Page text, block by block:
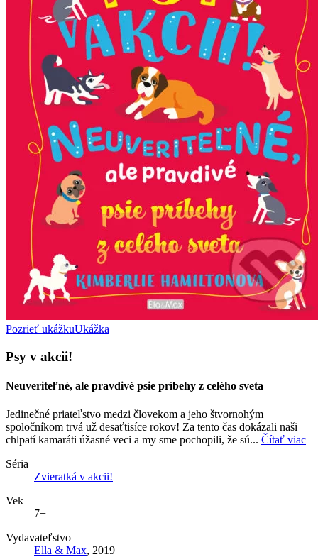
Pozrieť ukážkuUkážka
Psy v akcii!
Neuveriteľné, ale pravdivé psie príbehy z celého sveta
Jedinečné priateľstvo medzi človekom a jeho štvornohým
spoločníkom trvá už desaťtisíce rokov! Za tento čas dokázali naši
chlpatí kamaráti úžasné veci a my sme pochopili, že sú... Čítať viac
Séria
Zvieratká v akcii!
Vek
7+
Vydavateľstvo
Ella & Max, 2019